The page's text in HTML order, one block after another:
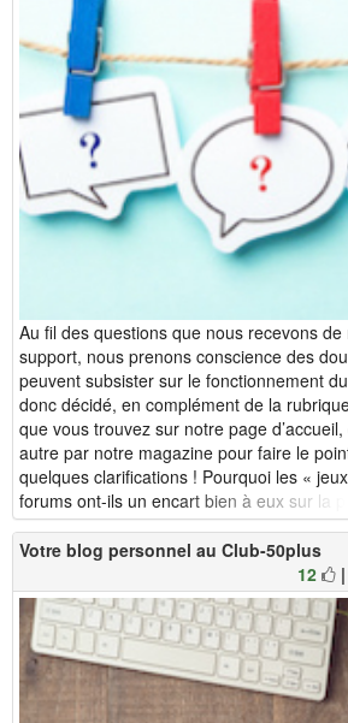
Au fil des questions que nous recevons
support, nous prenons conscience des
peuvent subsister sur le fonctionnement
donc décidé, en complément de la
que vous trouvez sur notre page
autre par notre magazine pour faire le
quelques clarifications ! Pourquoi les «
forums ont-ils un encart bien à eux sur la
Votre blog personnel au Club-50plus
12